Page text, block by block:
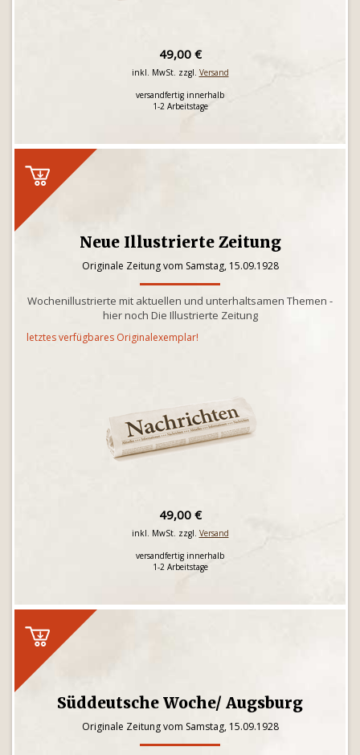
49,00 €
inkl. MwSt. zzgl. Versand
versandfertig innerhalb
1-2 Arbeitstage
Neue Illustrierte Zeitung
Originale Zeitung vom Samstag, 15.09.1928
Wochenillustrierte mit aktuellen und unterhaltsamen Themen -
hier noch Die Illustrierte Zeitung
letztes verfügbares Originalexemplar!
49,00 €
inkl. MwSt. zzgl. Versand
versandfertig innerhalb
1-2 Arbeitstage
Süddeutsche Woche/ Augsburg
Originale Zeitung vom Samstag, 15.09.1928